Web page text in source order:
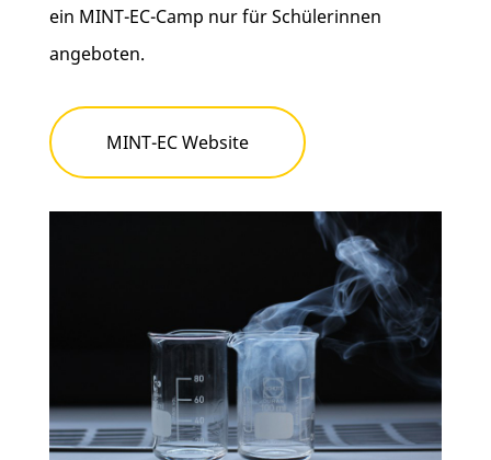
ein MINT-EC-Camp nur für Schülerinnen
angeboten.
MINT-EC Website